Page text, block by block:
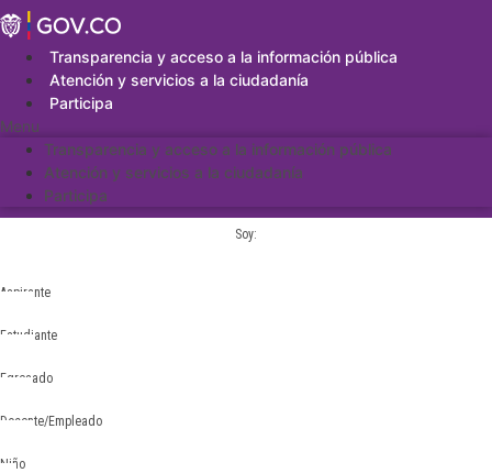
Saltar
al
contenidoTransparencia y acceso a la información pública
Atención y servicios a la ciudadanía
Participa
Menu
Transparencia y acceso a la información pública
Atención y servicios a la ciudadanía
Participa
Soy:
Aspirante
Estudiante
Egresado
Docente/Empleado
Niño